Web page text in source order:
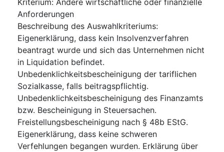
Anforderungen
Beschreibung des Auswahlkriteriums:
Eigenerklärung, dass kein Insolvenzverfahren
beantragt wurde und sich das Unternehmen nicht
in Liquidation befindet.
Unbedenklichkeitsbescheinigung der tariflichen
Sozialkasse, falls beitragspflichtig.
Unbedenklichkeitsbescheinigung des Finanzamts
bzw. Bescheinigung in Steuersachen.
Freistellungsbescheinigung nach § 48b EStG.
Eigenerklärung, dass keine schweren
Verfehlungen begangen wurden. Erklärung über